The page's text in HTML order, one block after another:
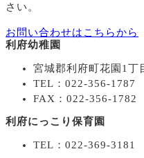
さい。
お問い合わせはこちらから
利府幼稚園
宮城郡利府町花園1丁
TEL：022-356-1787
FAX：022-356-1782
利府にっこり保育園
TEL：022-369-3181